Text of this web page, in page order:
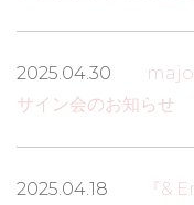
2025.04.30
サイン会のお知らせ
2025.04.18 『